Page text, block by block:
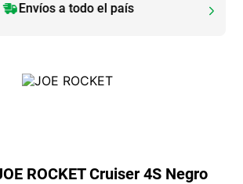
Envíos a todo el país
ROCKET Cruiser 4S Negro